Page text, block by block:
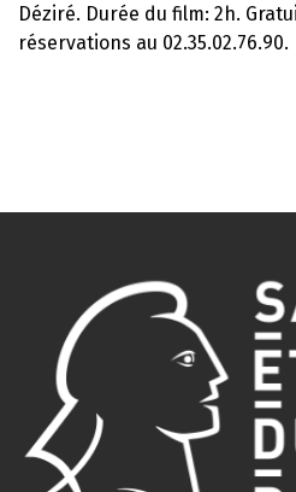
Déziré. Durée du film: 2h.
réservations au 02.35.02.76.90.